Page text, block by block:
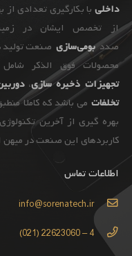
داخلی با بکارگیری تعدادی
از تخصص ایشان در
صددبومی‌سازی صنعت تولید
محصولات فوق الذکر شامل
تجهیزات ذخیره سازی،
تخلفات می باشد که کاملا
بهره گیری از آخرین
کاربردهای این صنعت در
اطلاعات تماس
info@sorenatech.ir
4 – 22623060 (021)